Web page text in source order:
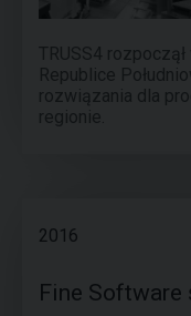
TRUSS4
Republice
rozwiązania dla
regionie.
2016
Fine